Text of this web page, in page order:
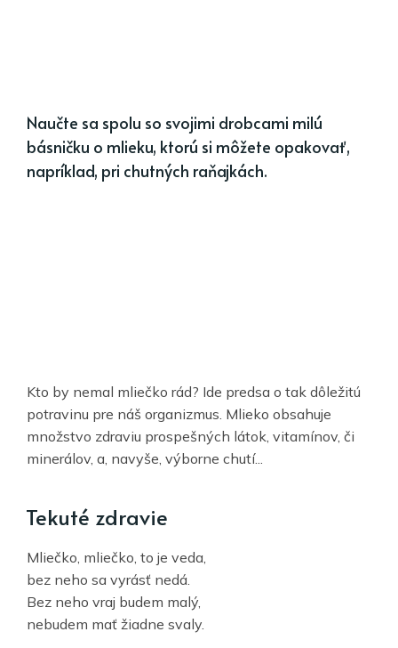
Naučte sa spolu so svojimi drobcami milú
básničku o mlieku, ktorú si môžete opakovať,
napríklad, pri chutných raňajkách.
Kto by nemal mliečko rád? Ide predsa o tak dôležitú
potravinu pre náš organizmus. Mlieko obsahuje
množstvo zdraviu prospešných látok, vitamínov, či
minerálov, a, navyše, výborne chutí...
Tekuté zdravie
Mliečko, mliečko, to je veda,
bez neho sa vyrásť nedá.
Bez neho vraj budem malý,
nebudem mať žiadne svaly.